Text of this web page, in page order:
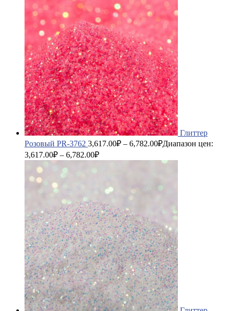
Глиттер
Розовый PR-3762 3,617.00₽ – 6,782.00₽Диапазон цен:
3,617.00₽ – 6,782.00₽